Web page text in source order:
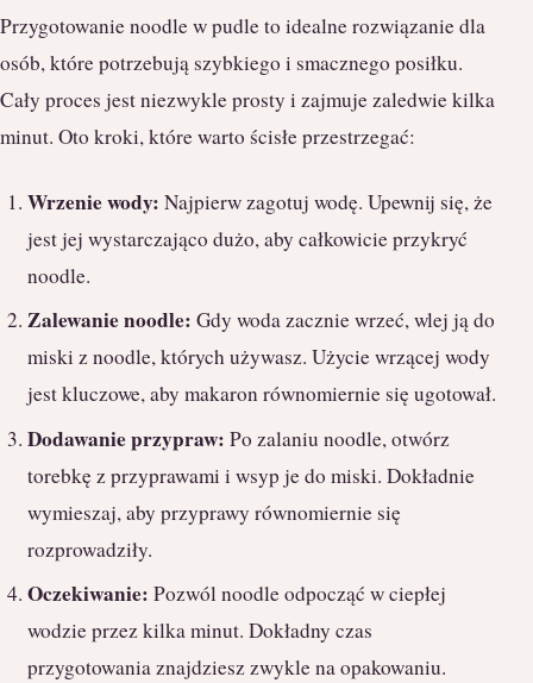
Przygotowanie noodle w pudle to idealne rozwiązanie dla
osób, które potrzebują szybkiego i smacznego posiłku.
Cały proces jest niezwykle prosty i zajmuje zaledwie kilka
minut. Oto kroki, które warto ścisłe przestrzegać:
Wrzenie wody: Najpierw zagotuj wodę. Upewnij się, że
jest jej wystarczająco dużo, aby całkowicie przykryć
noodle.
Zalewanie noodle: Gdy woda zacznie wrzeć, wlej ją do
miski z noodle, których używasz. Użycie wrzącej wody
jest kluczowe, aby makaron równomiernie się ugotował.
Dodawanie przypraw: Po zalaniu noodle, otwórz
torebkę z przyprawami i wsyp je do miski. Dokładnie
wymieszaj, aby przyprawy równomiernie się
rozprowadziły.
Oczekiwanie: Pozwól noodle odpocząć w ciepłej
wodzie przez kilka minut. Dokładny czas
przygotowania znajdziesz zwykle na opakowaniu.